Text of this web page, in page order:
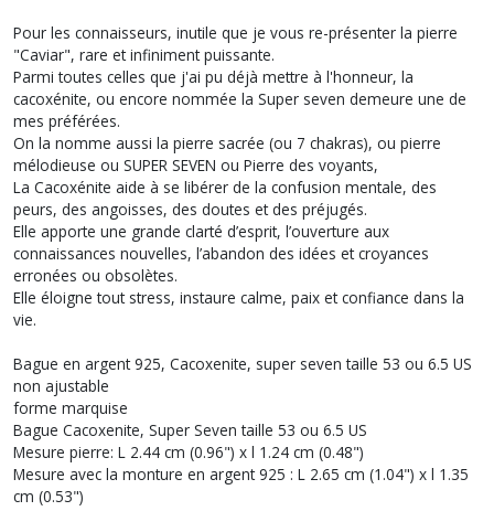
Pour les connaisseurs, inutile que je vous re-présenter la pierre
"Caviar", rare et infiniment puissante.
Parmi toutes celles que j'ai pu déjà mettre à l'honneur, la
cacoxénite, ou encore nommée la Super seven demeure une de
mes préférées.
On la nomme aussi la pierre sacrée (ou 7 chakras), ou pierre
mélodieuse ou SUPER SEVEN ou Pierre des voyants,
La Cacoxénite aide à se libérer de la confusion mentale, des
peurs, des angoisses, des doutes et des préjugés.
Elle apporte une grande clarté d’esprit, l’ouverture aux
connaissances nouvelles, l’abandon des idées et croyances
erronées ou obsolètes.
Elle éloigne tout stress, instaure calme, paix et confiance dans la
vie.
Bague en argent 925, Cacoxenite, super seven taille 53 ou 6.5 US
non ajustable
forme marquise
Bague Cacoxenite, Super Seven taille 53 ou 6.5 US
Mesure pierre: L 2.44 cm (0.96") x l 1.24 cm (0.48")
Mesure avec la monture en argent 925 : L 2.65 cm (1.04") x l 1.35
cm (0.53")